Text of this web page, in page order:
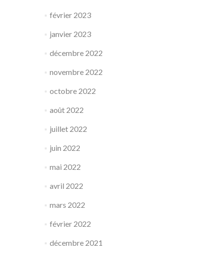
février 2023
janvier 2023
décembre 2022
novembre 2022
octobre 2022
août 2022
juillet 2022
juin 2022
mai 2022
avril 2022
mars 2022
février 2022
décembre 2021